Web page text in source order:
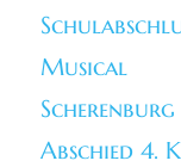
Musical
Scherenburg
Abschied 4.